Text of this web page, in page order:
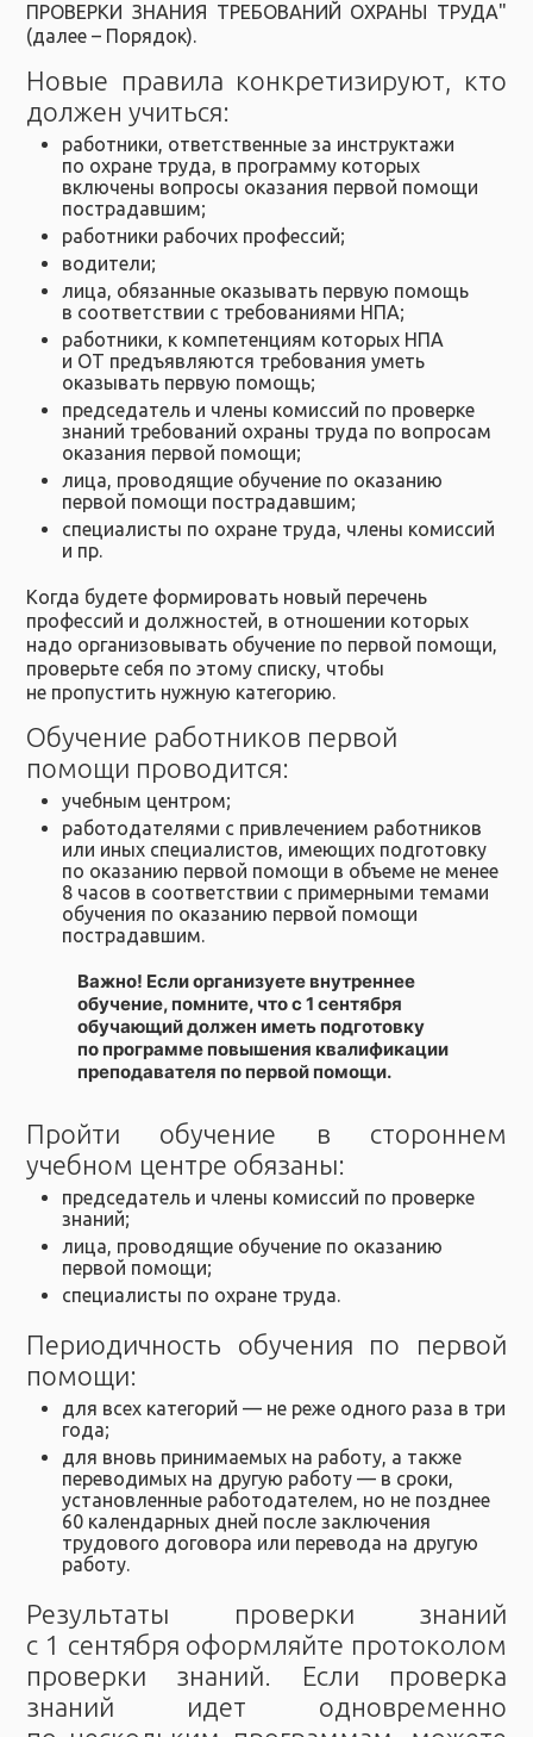
ПРОВЕРКИ ЗНАНИЯ ТРЕБОВАНИЙ ОХРАНЫ ТРУДА"
(далее – Порядок).
Новые правила конкретизируют, кто
должен учиться:
работники, ответственные за инструктажи
по охране труда, в программу которых
включены вопросы оказания первой помощи
пострадавшим;
работники рабочих профессий;
водители;
лица, обязанные оказывать первую помощь
в соответствии с требованиями НПА;
работники, к компетенциям которых НПА
и ОТ предъявляются требования уметь
оказывать первую помощь;
председатель и члены комиссий по проверке
знаний требований охраны труда по вопросам
оказания первой помощи;
лица, проводящие обучение по оказанию
первой помощи пострадавшим;
специалисты по охране труда, члены комиссий
и пр.
Когда будете формировать новый перечень
профессий и должностей, в отношении которых
надо организовывать обучение по первой помощи,
проверьте себя по этому списку, чтобы
не пропустить нужную категорию.
Обучение работников первой
помощи проводится:
учебным центром;
работодателями с привлечением работников
или иных специалистов, имеющих подготовку
по оказанию первой помощи в объеме не менее
8 часов в соответствии с примерными темами
обучения по оказанию первой помощи
пострадавшим.
Важно! Если организуете внутреннее
обучение, помните, что с 1 сентября
обучающий должен иметь подготовку
по программе повышения квалификации
преподавателя по первой помощи.
Пройти обучение в стороннем
учебном центре обязаны:
председатель и члены комиссий по проверке
знаний;
лица, проводящие обучение по оказанию
первой помощи;
специалисты по охране труда.
Периодичность обучения по первой
помощи:
для всех категорий — не реже одного раза в три
года;
для вновь принимаемых на работу, а также
переводимых на другую работу — в сроки,
установленные работодателем, но не позднее
60 календарных дней после заключения
трудового договора или перевода на другую
работу.
Результаты проверки знаний
с 1 сентября оформляйте протоколом
проверки знаний. Если проверка
знаний идет одновременно